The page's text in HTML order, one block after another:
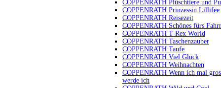
COPPENRATH Plüschtiere und
COPPENRATH Prinzessin Lillifee
COPPENRATH Reisezeit
COPPENRATH Schönes fürs
COPPENRATH T-Rex World
COPPENRATH Taschenzauber
COPPENRATH Taufe
COPPENRATH Viel Glück
COPPENRATH Weihnachten
COPPENRATH Wenn ich mal
werde ich